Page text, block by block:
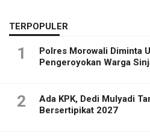
TERPOPULER
1
Polres Morowali Diminta
Pengeroyokan Warga
2
Ada KPK, Dedi Mulyadi
Bersertipikat 2027